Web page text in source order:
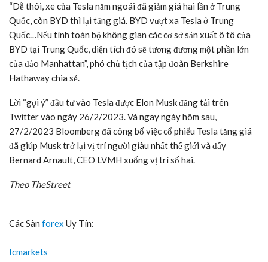
“Dễ thôi, xe của Tesla năm ngoái đã giảm giá hai lần ở Trung
Quốc, còn BYD thì lại tăng giá. BYD vượt xa Tesla ở Trung
Quốc…Nếu tính toàn bộ không gian các cơ sở sản xuất ô tô của
BYD tại Trung Quốc, diện tích đó sẽ tương đương một phần lớn
của đảo Manhattan”, phó chủ tịch của tập đoàn Berkshire
Hathaway chia sẻ.
Lời “gợi ý” đầu tư vào Tesla được Elon Musk đăng tải trên
Twitter vào ngày 26/2/2023. Và ngay ngày hôm sau,
27/2/2023 Bloomberg đã công bố việc cổ phiếu Tesla tăng giá
đã giúp Musk trở lại vị trí người giàu nhất thế giới và đẩy
Bernard Arnault, CEO LVMH xuống vị trí số hai.
Theo TheStreet
Các Sàn forex Uy Tín:
Icmarkets